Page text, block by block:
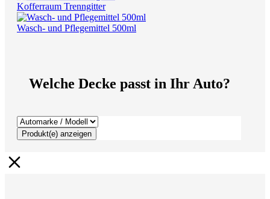
Kofferraum Trenngitter
Wasch- und Pflegemittel 500ml
Welche Decke passt in Ihr Auto?
Produkt(e) anzeigen